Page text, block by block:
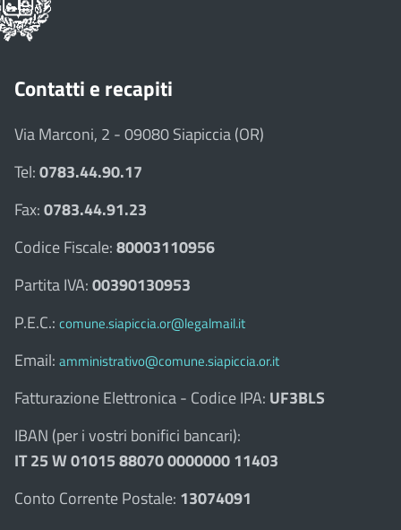
Contatti e recapiti
Via Marconi, 2 - 09080 Siapiccia (OR)
Tel:0783.44.90.17
Fax:0783.44.91.23
Codice Fiscale:80003110956
Partita IVA:00390130953
P.E.C.: comune.siapiccia.or@legalmail.it
Email: amministrativo@comune.siapiccia.or.it
Fatturazione Elettronica - Codice IPA: UF3BLS
IBAN (per i vostri bonifici bancari):
IT 25 W 01015 88070 0000000 11403
Conto Corrente Postale: 13074091